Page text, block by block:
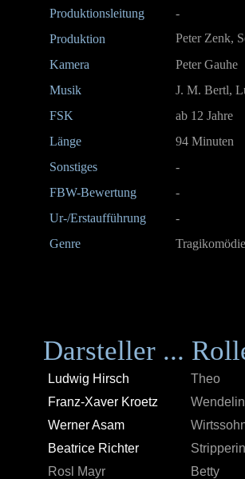
Produktionsleitung
-
Produktion
Peter Zenk,
Kamera
Peter Gauhe
Musik
J. M. Bertl,
FSK
ab 12 Jahre
Länge
94 Minuten
Sonstiges
-
FBW-Bewertung
-
Ur-/Erstaufführung
-
Genre
Tragikomödie
Darsteller ...
Ludwig Hirsch
Theo
Franz-Xaver Kroetz
Wendelin
Werner Asam
Beatrice Richter
Stripperin
Rosl Mayr
Betty